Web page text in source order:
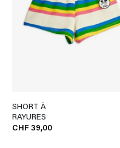
SHORT À
RAYURES
CHF 39,00